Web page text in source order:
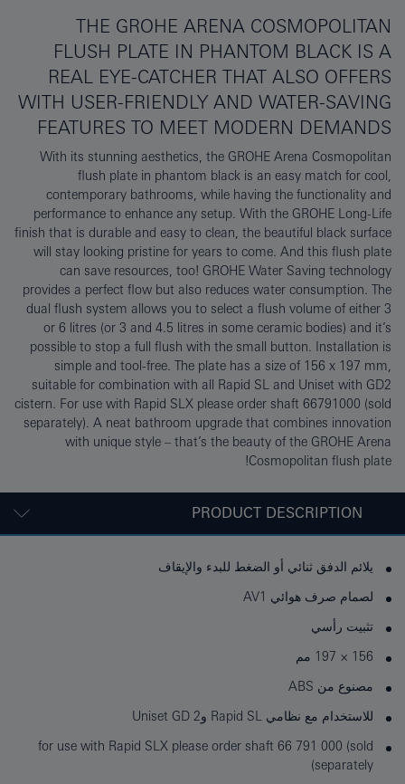
THE GROHE ARENA COSMOPOLITAN
FLUSH PLATE IN PHANTOM BLACK IS A
REAL EYE-CATCHER THAT ALSO OFFERS
WITH USER-FRIENDLY AND WATER-SAVING
FEATURES TO MEET MODERN DEMANDS
With its stunning aesthetics, the GROHE Arena Cosmopolitan
flush plate in phantom black is an easy match for cool,
contemporary bathrooms, while having the functionality and
performance to enhance any setup. With the GROHE Long-Life
finish that is durable and easy to clean, the beautiful black surface
will stay looking pristine for years to come. And this flush plate
can save resources, too! GROHE Water Saving technology
provides a perfect flow but also reduces water consumption. The
dual flush system allows you to select a flush volume of either 3
or 6 litres (or 3 and 4.5 litres in some ceramic bodies) and it’s
possible to stop a full flush with the small button. Installation is
simple and tool-free. The plate has a size of 156 x 197 mm,
suitable for combination with all Rapid SL and Uniset with GD2
cistern. For use with Rapid SLX please order shaft 66791000 (sold
separately). A neat bathroom upgrade that combines innovation
with unique style – that’s the beauty of the GROHE Arena
Cosmopolitan flush plate!
PRODUCT DESCRIPTION
يلائم الدفق ثنائي أو الضغط للبدء والإيقاف
لصمام صرف هوائي AV1
تثبيت رأسي
156 × 197 مم
مصنوع من ABS
للاستخدام مع نظامي Rapid SL وUniset GD 2
for use with Rapid SLX please order shaft 66 791 000 (sold
separately)